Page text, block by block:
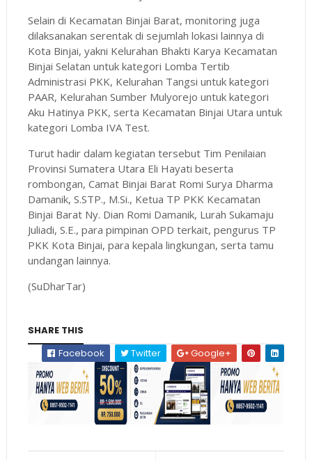
Selain di Kecamatan Binjai Barat, monitoring juga
dilaksanakan serentak di sejumlah lokasi lainnya di
Kota Binjai, yakni Kelurahan Bhakti Karya Kecamatan
Binjai Selatan untuk kategori Lomba Tertib
Administrasi PKK, Kelurahan Tangsi untuk kategori
PAAR, Kelurahan Sumber Mulyorejo untuk kategori
Aku Hatinya PKK, serta Kecamatan Binjai Utara untuk
kategori Lomba IVA Test.
Turut hadir dalam kegiatan tersebut Tim Penilaian
Provinsi Sumatera Utara Eli Hayati beserta
rombongan, Camat Binjai Barat Romi Surya Dharma
Damanik, S.STP., M.Si., Ketua TP PKK Kecamatan
Binjai Barat Ny. Dian Romi Damanik, Lurah Sukamaju
Juliadi, S.E., para pimpinan OPD terkait, pengurus TP
PKK Kota Binjai, para kepala lingkungan, serta tamu
undangan lainnya.
(SuDharTar)
SHARE THIS
Facebook
Twitter Google+